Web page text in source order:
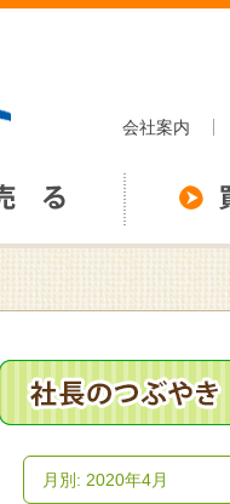
会社案内
月別: 2020年4月